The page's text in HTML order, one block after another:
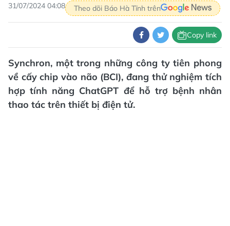
31/07/2024 04:08 Theo dõi Báo Hà Tĩnh trên
Copy link
Synchron, một trong những công ty tiên phong
về cấy chip vào não (BCI), đang thử nghiệm tích
hợp tính năng ChatGPT để hỗ trợ bệnh nhân
thao tác trên thiết bị điện tử.